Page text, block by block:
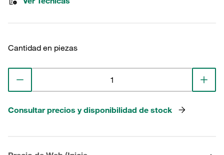
Cantidad en piezas
Consultar precios y disponibilidad de stock